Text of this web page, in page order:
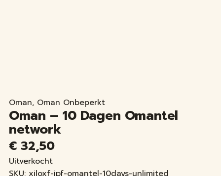
Oman, Oman Onbeperkt
Oman – 10 Dagen Omantel
network
€ 32,50
Uitverkocht
SKU: xiloxf-jpf-omantel-10days-unlimited